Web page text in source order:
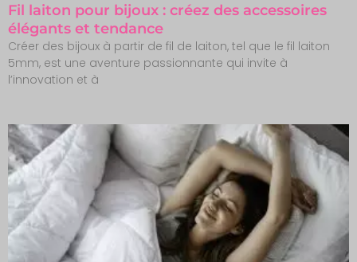
Fil laiton pour bijoux : créez des accessoires
élégants et tendance
Créer des bijoux à partir de fil de laiton, tel que le fil laiton
5mm, est une aventure passionnante qui invite à
l’innovation et à